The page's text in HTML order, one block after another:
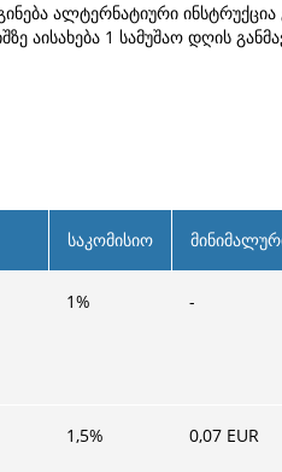
ალტერნატიური
აისახება 1 სამუშაო დღის
საკომისიო
1% -
1,5% 0,07 EUR